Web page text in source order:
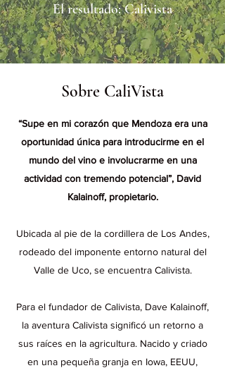
El resultado: Calivista
Sobre CaliVista
“Supe en mi corazón que Mendoza era una
oportunidad única para introducirme en el
mundo del vino e involucrarme en una
actividad con tremendo potencial”, David
Kalainoff, propietario.
Ubicada al pie de la cordillera de Los Andes,
rodeado del imponente entorno natural del
Valle de Uco, se encuentra Calivista.
Para el fundador de Calivista, Dave Kalainoff,
la aventura Calivista significó un retorno a
sus raíces en la agricultura. Nacido y criado
en una pequeña granja en Iowa, EEUU,